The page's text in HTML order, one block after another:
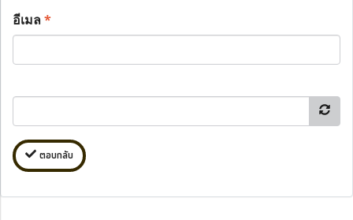
อีเมล*
ตอบกลับ